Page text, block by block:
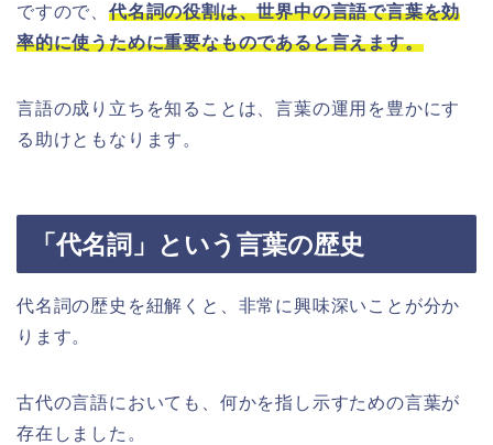
ですので、 代名詞の役割は、世界中の言語で言葉を効
率的に使うために重要なものであると言えます。
言語の成り立ちを知ることは、言葉の運用を豊かにす
る助けともなります。
「代名詞」という言葉の歴史
代名詞の歴史を紐解くと、非常に興味深いことが分か
ります。
古代の言語においても、何かを指し示すための言葉が
存在しました。